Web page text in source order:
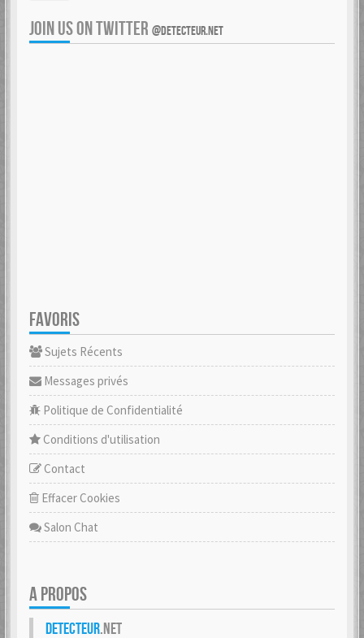
JOIN US ON TWITTER @DETECTEUR.NET
FAVORIS
Sujets Récents
Messages privés
Politique de Confidentialité
Conditions d'utilisation
Contact
Effacer Cookies
Salon Chat
A PROPOS
Detecteur.net